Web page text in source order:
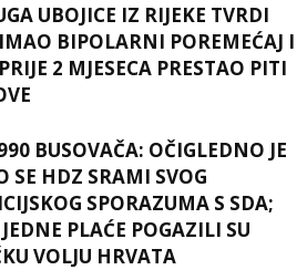
UBOJICE IZ RIJEKE TVRDI
BIPOLARNI POREMEĆAJ I
2 MJESECA PRESTAO PITI
BUSOVAČA: OČIGLEDNO JE
SE HDZ SRAMI SVOG
SPORAZUMA S SDA;
PLAĆE POGAZILI SU
VOLJU HRVATA